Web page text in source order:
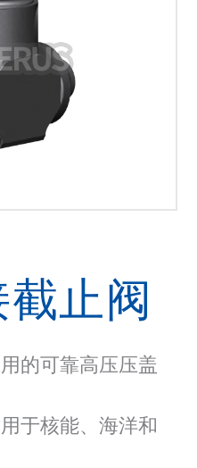
止阀
的可靠高压压盖
于核能、海洋和